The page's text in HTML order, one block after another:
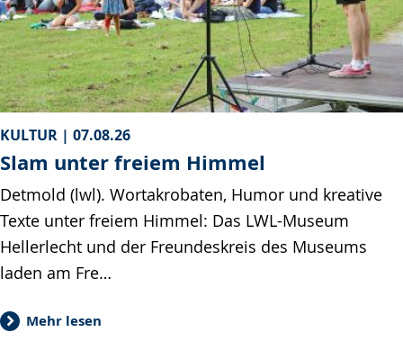
KULTUR | 07.08.26
Slam unter freiem Himmel
Detmold (lwl). Wortakrobaten, Humor und kreative
Texte unter freiem Himmel: Das LWL-Museum
Hellerlecht und der Freundeskreis des Museums
laden am Fre…
Mehr lesen